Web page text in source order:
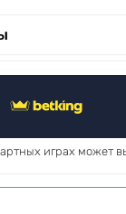
играх может